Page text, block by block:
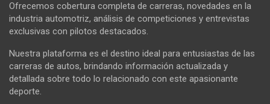
Ofrecemos cobertura completa de carreras, novedades en la
industria automotriz, análisis de competiciones y entrevistas
exclusivas con pilotos destacados.
Nuestra plataforma es el destino ideal para entusiastas de las
carreras de autos, brindando información actualizada y
detallada sobre todo lo relacionado con este apasionante
deporte.